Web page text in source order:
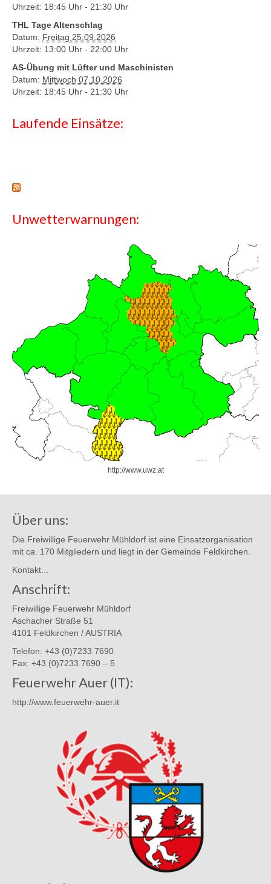
Uhrzeit: 18:45 Uhr - 21:30 Uhr
THL Tage Altenschlag
Datum: Freitag 25.09.2026
Uhrzeit: 13:00 Uhr - 22:00 Uhr
AS-Übung mit Lüfter und Maschinisten
Datum: Mittwoch 07.10.2026
Uhrzeit: 18:45 Uhr - 21:30 Uhr
Laufende Einsätze:
Unwetterwarnungen:
http://www.uwz.at
Über uns:
Die Freiwillige Feuerwehr Mühldorf ist eine Einsatzorganisation
mit ca. 170 Mitgliedern und liegt in der Gemeinde Feldkirchen.
Kontakt...
Anschrift:
Freiwillige Feuerwehr Mühldorf
Aschacher Straße 51
4101 Feldkirchen / AUSTRIA
Telefon: +43 (0)7233 7690
Fax: +43 (0)7233 7690 – 5
Feuerwehr Auer (IT):
http://www.feuerwehr-auer.it